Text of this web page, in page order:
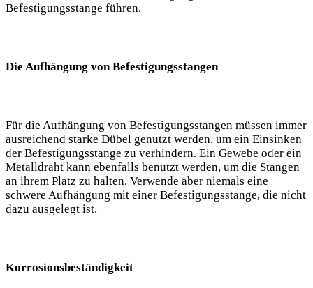
Befestigungsstange führen.
Die Aufhängung von Befestigungsstangen
Für die Aufhängung von Befestigungsstangen müssen immer
ausreichend starke Dübel genutzt werden, um ein Einsinken
der Befestigungsstange zu verhindern. Ein Gewebe oder ein
Metalldraht kann ebenfalls benutzt werden, um die Stangen
an ihrem Platz zu halten. Verwende aber niemals eine
schwere Aufhängung mit einer Befestigungsstange, die nicht
dazu ausgelegt ist.
Korrosionsbeständigkeit